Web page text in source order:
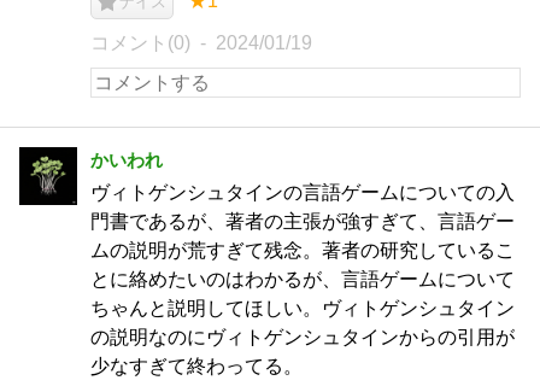
コメント(0) 2024/01/19
かいわれ
ヴィトゲンシュタインの言語ゲームについての入
門書であるが、著者の主張が強すぎて、言語ゲー
ムの説明が荒すぎて残念。著者の研究しているこ
とに絡めたいのはわかるが、言語ゲームについて
ちゃんと説明してほしい。ヴィトゲンシュタイン
の説明なのにヴィトゲンシュタインからの引用が
少なすぎて終わってる。